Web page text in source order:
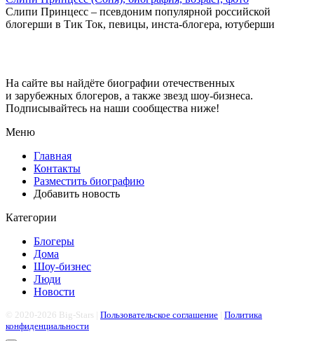
Слипи Принцесс – псевдоним популярной российской
блогерши в Тик Ток, певицы, инста-блогера, ютуберши
На сайте вы найдёте биографии отечественных
и зарубежных блогеров, а также звезд шоу-бизнеса.
Подписывайтесь на наши сообщества ниже!
Меню
Главная
Контакты
Разместить биографию
Добавить новость
Категории
Блогеры
Дома
Шоу-бизнес
Люди
Новости
© 2020-2026 Big-Stars | Пользовательское соглашение Политика
конфиденциальности